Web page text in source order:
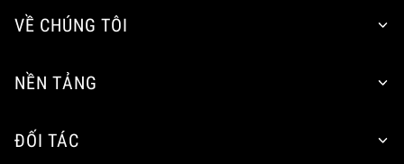
VỀ CHÚNG TÔI
NỀN TẢNG
ĐỐI TÁC